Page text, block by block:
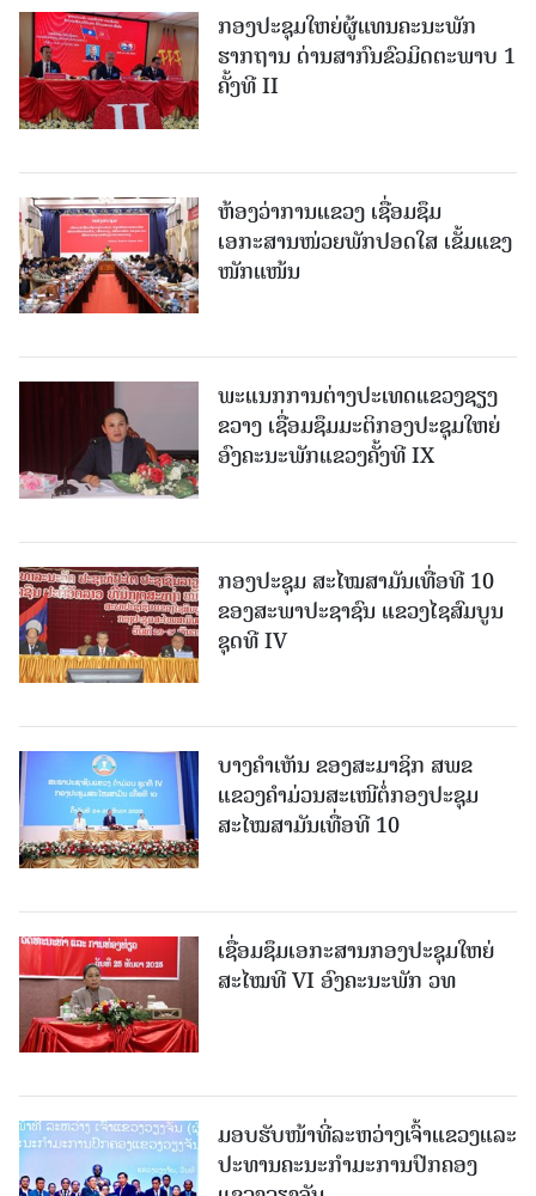
ກອງປະຊຸມໃຫຍ່ຜູ້ແທນຄະນະພັກ
ຮາກຖານ ດ່ານສາກົນຂົວມິດຕະພາບ 1
ຄັ້ງທີ II
ຫ້ອງວ່າການແຂວງ ເຊື່ອມຊຶມ
ເອກະສານໜ່ວຍພັກປອດໃສ ເຂັ້ມແຂງ
ໜັກແໜ້ນ
ພະແນກການຕ່າງປະເທດແຂວງຊຽງ
ຂວາງ ເຊື່ອມຊຶມມະຕິກອງປະຊຸມໃຫຍ່
ອົງຄະນະພັກແຂວງຄັ້ງທີ IX
ກອງປະຊຸມ ສະໄໝສາມັນເທື່ອທີ 10
ຂອງສະພາປະຊາຊົນ ແຂວງໄຊສົມບູນ
ຊຸດທີ IV
ບາງຄໍາເຫັນ ຂອງສະມາຊິກ ສພຂ
ແຂວງຄໍາມ່ວນສະເໜີຕໍ່ກອງປະຊຸມ
ສະໄໝສາມັນເທື່ອທີ 10
ເຊື່ອມຊຶມເອກະສານກອງປະຊຸມໃຫຍ່
ສະໄໝທີ VI ອົງຄະນະພັກ ວທ
ມອບຮັບໜ້າທີ່ລະຫວ່າງເຈົ້າແຂວງແລະ
ປະທານຄະນະກຳມະການປົກຄອງ